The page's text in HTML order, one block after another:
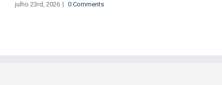
julho 23rd, 2026 | 0 Comments